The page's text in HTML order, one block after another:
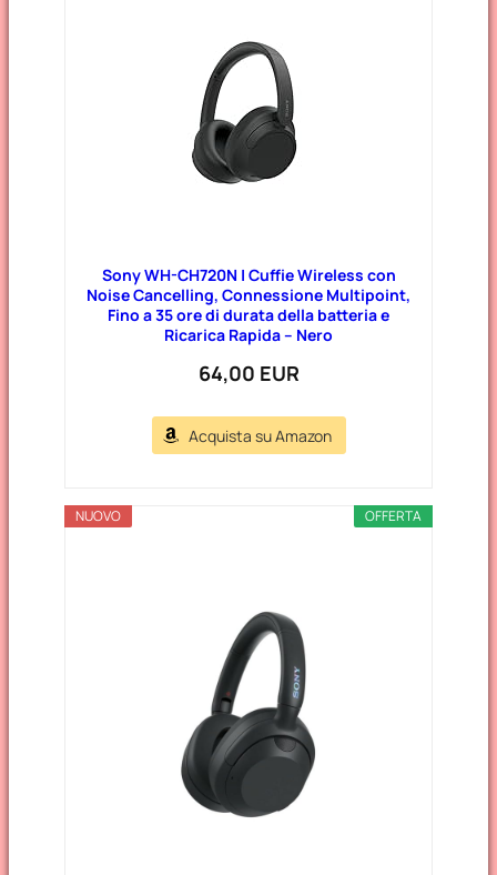
Sony WH-CH720N | Cuffie Wireless con
Noise Cancelling, Connessione Multipoint,
Fino a 35 ore di durata della batteria e
Ricarica Rapida – Nero
64,00 EUR
Acquista su Amazon
OFFERTA
NUOVO